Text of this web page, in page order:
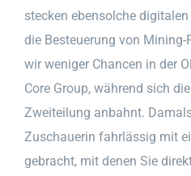
stecken ebensolche
die Besteuerung von Mining-
wir weniger Chancen in der
Core Group, während sich
Zweiteilung anbahnt.
Zuschauerin fahrlässig mit
gebracht, mit denen Sie